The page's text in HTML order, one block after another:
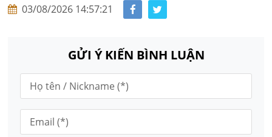
03/08/2026 14:57:21
GỬI Ý KIẾN BÌNH LUẬN